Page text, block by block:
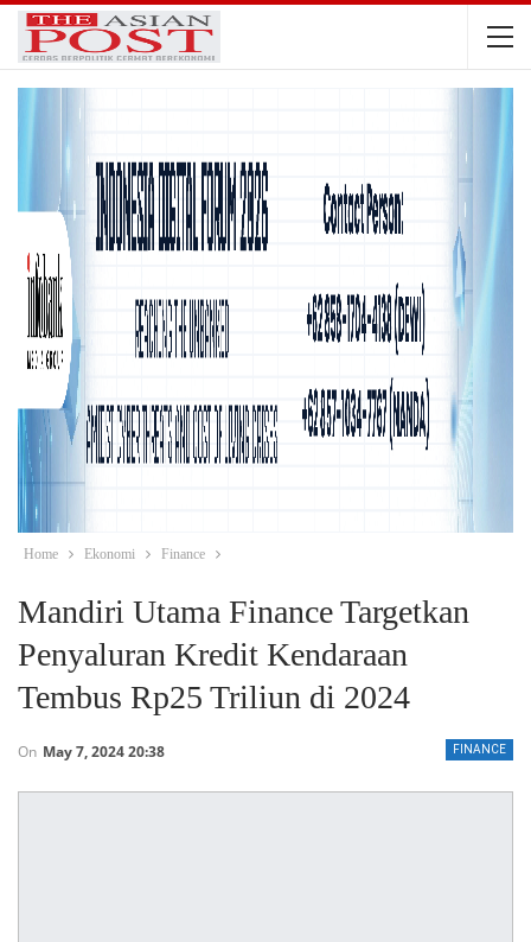
Home Ekonomi Finance
Mandiri Utama Finance Targetkan
Penyaluran Kredit Kendaraan
Tembus Rp25 Triliun di 2024
FINANCE
On May 7, 2024 20:38